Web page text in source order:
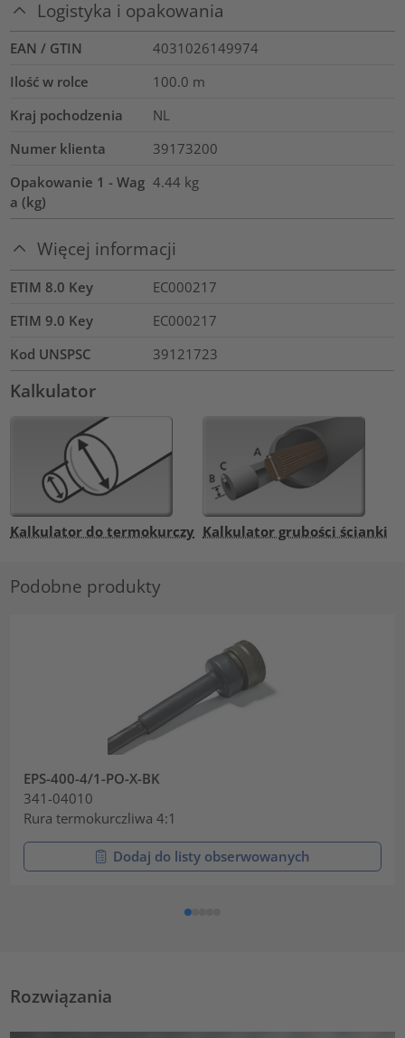
Logistyka i opakowania
EAN / GTIN
4031026149974
Ilość w rolce
100.0 m
Kraj pochodzenia
NL
Numer klienta
39173200
Opakowanie 1 - Wag
a (kg)
4.44 kg
Więcej informacji
ETIM 8.0 Key
EC000217
ETIM 9.0 Key
EC000217
Kod UNSPSC
39121723
Kalkulator
Kalkulator do termokurczy Kalkulator grubości ścianki
Podobne produkty
EPS-400-4/1-PO-X-BK
341-04010
Rura termokurczliwa 4:1
Dodaj do listy obserwowanych
Rozwiązania